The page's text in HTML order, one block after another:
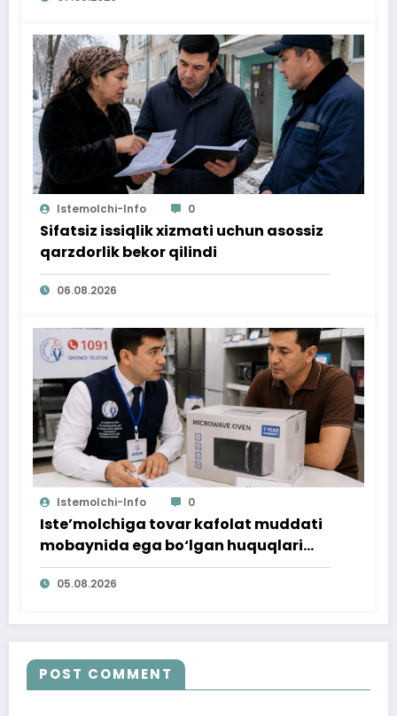
Istemolchi-Info 0
Sifatsiz issiqlik xizmati uchun asossiz
qarzdorlik bekor qilindi
06.08.2026
Istemolchi-Info 0
Iste’molchiga tovar kafolat muddati
mobaynida ega bo‘lgan huquqlari
ta’minlab berildi
05.08.2026
POST COMMENT